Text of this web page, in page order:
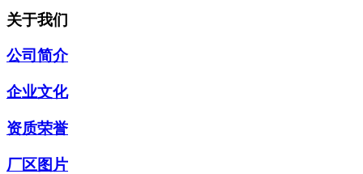
关于我们
公司简介
企业文化
资质荣誉
厂区图片